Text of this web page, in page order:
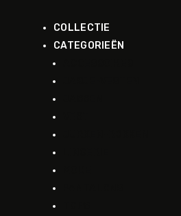
COLLECTIE
CATEGORIEËN